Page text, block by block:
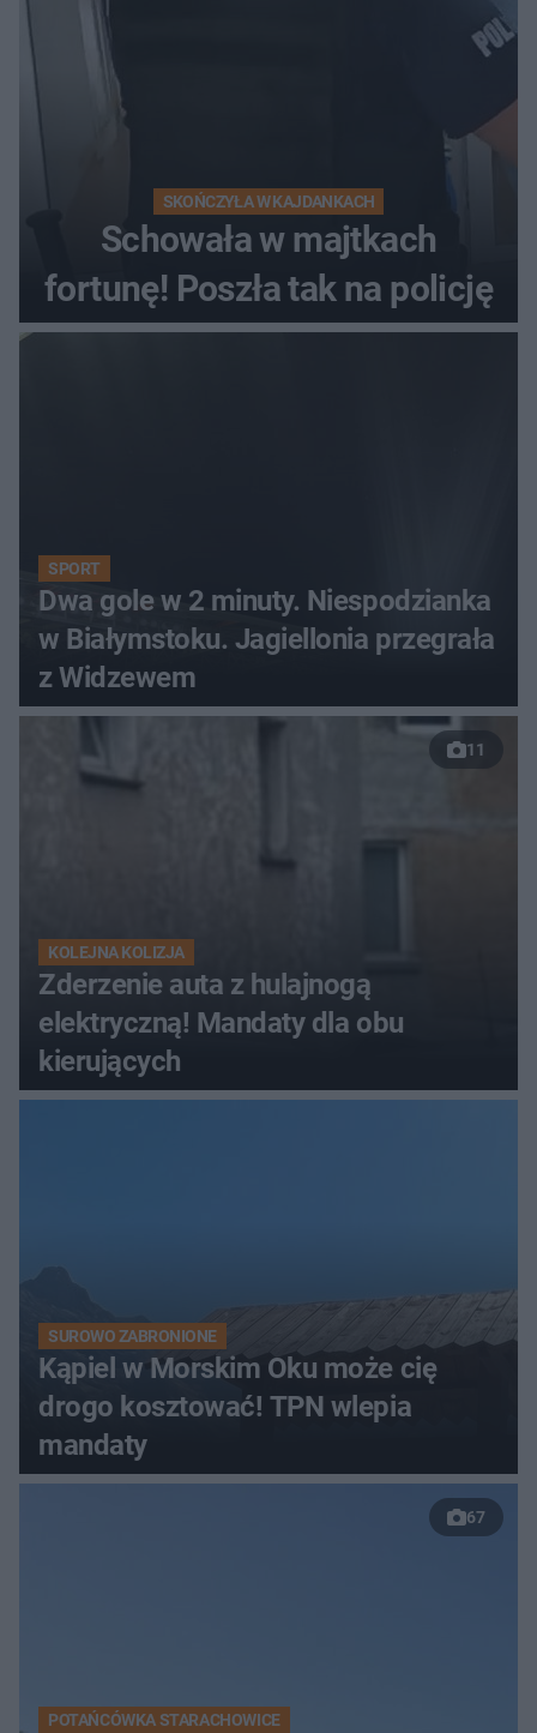
SKOŃCZYŁA W KAJDANKACH
Schowała w majtkach
fortunę! Poszła tak na policję
SPORT
Dwa gole w 2 minuty. Niespodzianka
w Białymstoku. Jagiellonia przegrała
z Widzewem
11
KOLEJNA KOLIZJA
Zderzenie auta z hulajnogą
elektryczną! Mandaty dla obu
kierujących
SUROWO ZABRONIONE
Kąpiel w Morskim Oku może cię
drogo kosztować! TPN wlepia
mandaty
67
POTAŃCÓWKA STARACHOWICE